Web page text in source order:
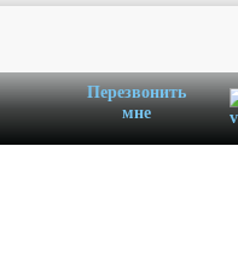
Перезвонить
мне